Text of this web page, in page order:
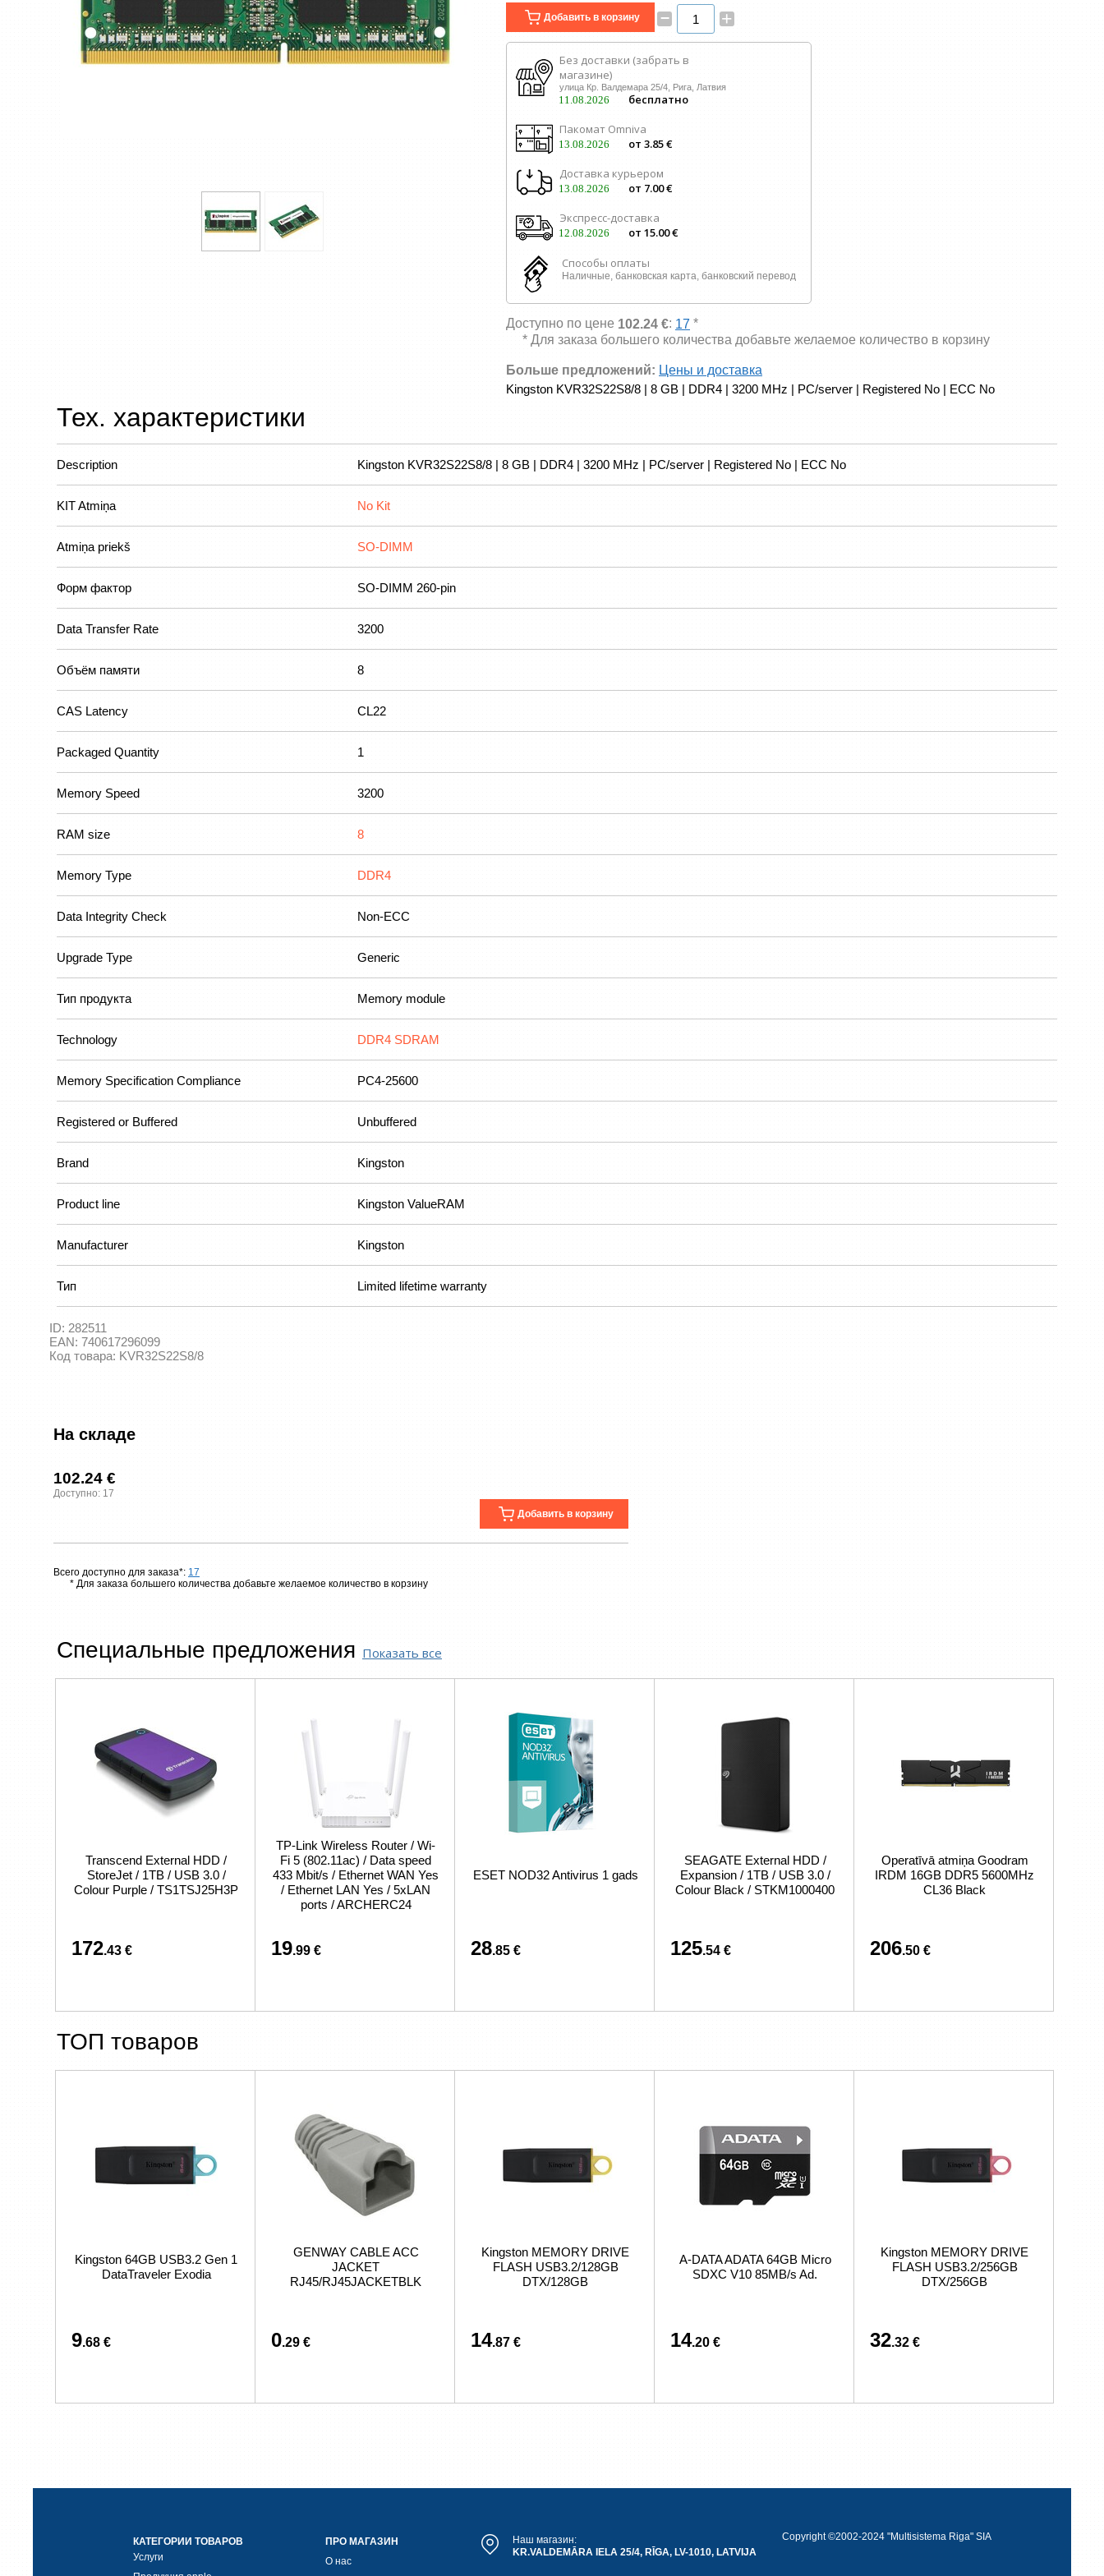
связано с покупкой или доставкой товаров
Добавить в корзину – +
Без доставки (забрать в
магазине)
улица Кр. Валдемара 25/4, Рига, Латвия
11.08.2026
бесплатно
Пакомат Omniva
13.08.2026
от 3.85 €
Доставка курьером
13.08.2026
от 7.00 €
Экспресс-доставка
12.08.2026 от 15.00 €
Способы оплаты
Наличные, банковская карта, банковский перевод
Доступно по цене 102.24 €: 17 *
* Для заказа большего количества добавьте желаемое количество в корзину
Больше предложений: Цены и доставка
Kingston KVR32S22S8/8 | 8 GB | DDR4 | 3200 MHz | PC/server | Registered No | ECC No
Тех. характеристики
Description Kingston KVR32S22S8/8 | 8 GB | DDR4 | 3200 MHz | PC/server | Registered No | ECC No
KIT Atmiņa No Kit
Atmiņa priekš SO-DIMM
Форм фактор SO-DIMM 260-pin
Data Transfer Rate 3200
Объём памяти 8
CAS Latency CL22
Packaged Quantity 1
Memory Speed 3200
RAM size 8
Memory Type DDR4
Data Integrity Check Non-ECC
Upgrade Type Generic
Тип продукта Memory module
Technology DDR4 SDRAM
Memory Specification Compliance PC4-25600
Registered or Buffered Unbuffered
Brand Kingston
Product line Kingston ValueRAM
Manufacturer Kingston
Тип Limited lifetime warranty
ID: 282511
EAN: 740617296099
Код товара: KVR32S22S8/8
На складе
102.24 €
Доступно: 17
Добавить в корзину
Всего доступно для заказа*: 17
* Для заказа большего количества добавьте желаемое количество в корзину
Специальные предложения Показать все
Transcend External HDD /
StoreJet / 1TB / USB 3.0 /
Colour Purple / TS1TSJ25H3P
172.43 €
TP-Link Wireless Router / Wi-
Fi 5 (802.11ac) / Data speed
433 Mbit/s / Ethernet WAN Yes
/ Ethernet LAN Yes / 5xLAN
ports / ARCHERC24
19.99 €
ESET NOD32 Antivirus 1 gads
28.85 €
SEAGATE External HDD /
Expansion / 1TB / USB 3.0 /
Colour Black / STKM1000400
125.54 €
Operatīvā atmiņa Goodram
IRDM 16GB DDR5 5600MHz
CL36 Black
206.50 €
ТОП товаров
Kingston 64GB USB3.2 Gen 1
DataTraveler Exodia
9.68 €
GENWAY CABLE ACC
JACKET
RJ45/RJ45JACKETBLK
0.29 €
Kingston MEMORY DRIVE
FLASH USB3.2/128GB
DTX/128GB
14.87 €
A-DATA ADATA 64GB Micro
SDXC V10 85MB/s Ad.
14.20 €
Kingston MEMORY DRIVE
FLASH USB3.2/256GB
DTX/256GB
32.32 €
КАТЕГОРИИ ТОВАРОВ
Услуги
ПРО МАГАЗИН
О нас
Наш магазин:
KR.VALDEMĀRA IELA 25/4, RĪGA, LV-1010, LATVIJA
Copyright ©2002-2024 "Multisistema Riga" SIA